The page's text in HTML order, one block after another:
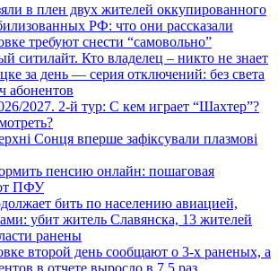
в плен двух жителей оккупированного
РФ: что они рассказали
требуют снести “самовольно”
ситилайт. Кто владелец – никто не знает
за день — серия отключений: без света
абонентов
2027. 2-й тур: С кем играет “Шахтер”?
Сонця вперше зафіксували плазмові
пенсию онлайн: пошаговая
ПФУ
бить по населению авиацией,
убит житель Славянска, 13 жителей
ранены
второй день сообщают о 3-х раненых, а
в отчете выросло в 7,5 раз